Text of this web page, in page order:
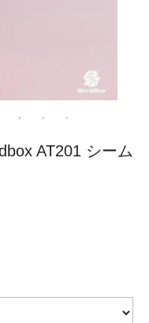
AT201 シーム